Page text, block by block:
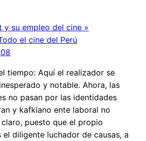
y su empleo del cine »
el cine del Perú
tiempo: Aquí el realizador se
y notable. Ahora, las
no pasan por las identidades
y kafkiano ente laboral no
puesto que el propio
diligente luchador de causas, a